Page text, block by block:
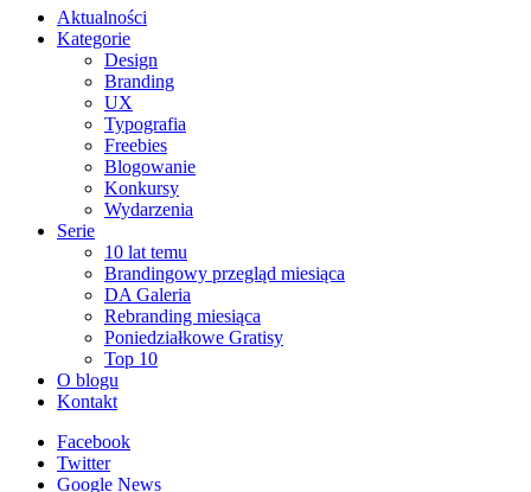
Aktualności
Kategorie
Design
Branding
UX
Typografia
Freebies
Blogowanie
Konkursy
Wydarzenia
Serie
10 lat temu
Brandingowy przegląd miesiąca
DA Galeria
Rebranding miesiąca
Poniedziałkowe Gratisy
Top 10
O blogu
Kontakt
Facebook
Twitter
Google News